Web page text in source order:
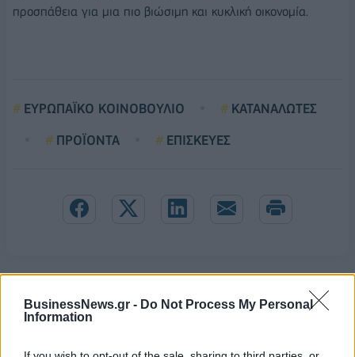
BusinessNews.gr - Do Not Process My Personal
Information
προσπάθεια για μια πιο βιώσιμη και κυκλική οικονομία.
ΕΥΡΩΠΑΪΚΟ ΚΟΙΝΟΒΟΥΛΙΟ
ΚΑΤΑΝΑΛΩΤΕΣ
ΠΡΟΪΟΝΤΑ
ΕΠΙΣΚΕΥΕΣ